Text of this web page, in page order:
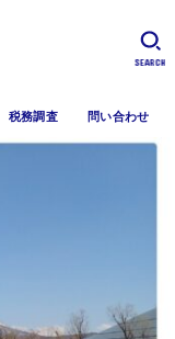
税務調査 問い合わせ
SEARCH